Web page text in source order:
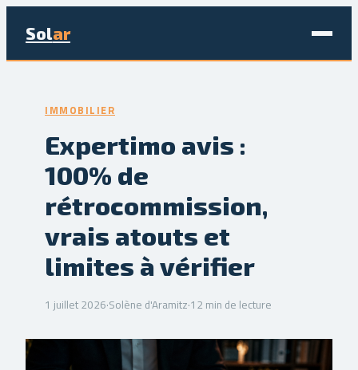
Solar
Bricolage
Écologie & Énergie
Jardinage
IMMOBILIER
Expertimo avis :
100% de
rétrocommission,
vrais atouts et
limites à vérifier
1 juillet 2026·Solène d'Aramitz·12 min de lecture